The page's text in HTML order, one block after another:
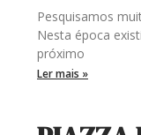
Pesquisamos
Nesta época
próximo
Ler mais »